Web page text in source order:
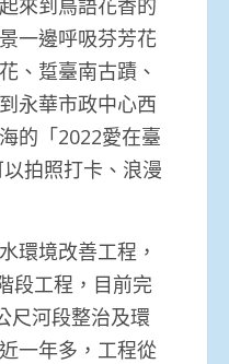
一邊呼吸芬芳花
、踅臺南古蹟、
永華市政中心西
的「2022愛在臺
拍照打卡、浪漫
環境改善工程，
段工程，目前完
尺河段整治及環
一年多，工程從